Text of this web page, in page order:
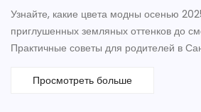
Узнайте, какие цвета модны осенью
приглушенных земляных оттенков до
Практичные советы для родителей в
Просмотреть больше